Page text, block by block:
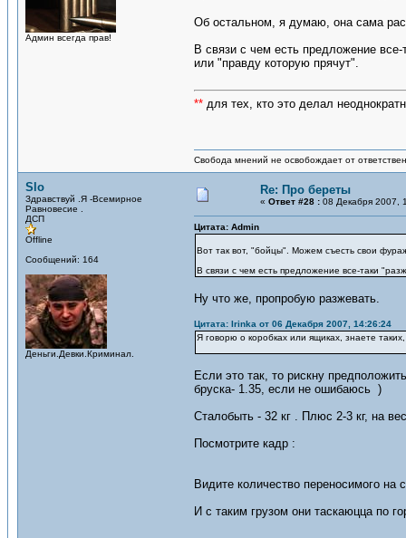
Админ всегда прав!
Об остальном, я думаю, она сама
В связи с чем есть предложение
или "правду которую прячут".
** для тех, кто это делал
Свобода мнений не освобождает от
Slo
Здравствуй .Я -Всемирное
Равновесие .
ДСП
Offline
Сообщений: 164
Деньги.Девки.Криминал.
Re: Про береты
« Ответ #28 : 08 Декабря 2007,
Цитата: Admin
Вот так вот, "бойцы". Можем съесть свои
В связи с чем есть предложение все-таки
Ну что же, пропробую разжевать.
Цитата: Irinka от 06 Декабря 2007, 14:26:24
Я говорю о коробках или ящиках, знаете
Если это так, то рискну
бруска- 1.35, если не ошибаюсь )
Сталобыть - 32 кг . Плюс 2-3 кг, на
Посмотрите кадр :
Видите количество переносимого на
И с таким грузом они таскаюцца по